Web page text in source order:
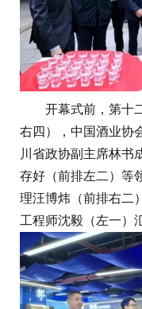
开幕式前，第十二
右四），中国酒业协
川省政协副主席林书
存好（前排左二）等
理汪博炜（前排右二
工程师沈毅（左一）